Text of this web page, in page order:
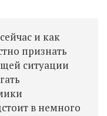
и как
признать
ситуации
в немного